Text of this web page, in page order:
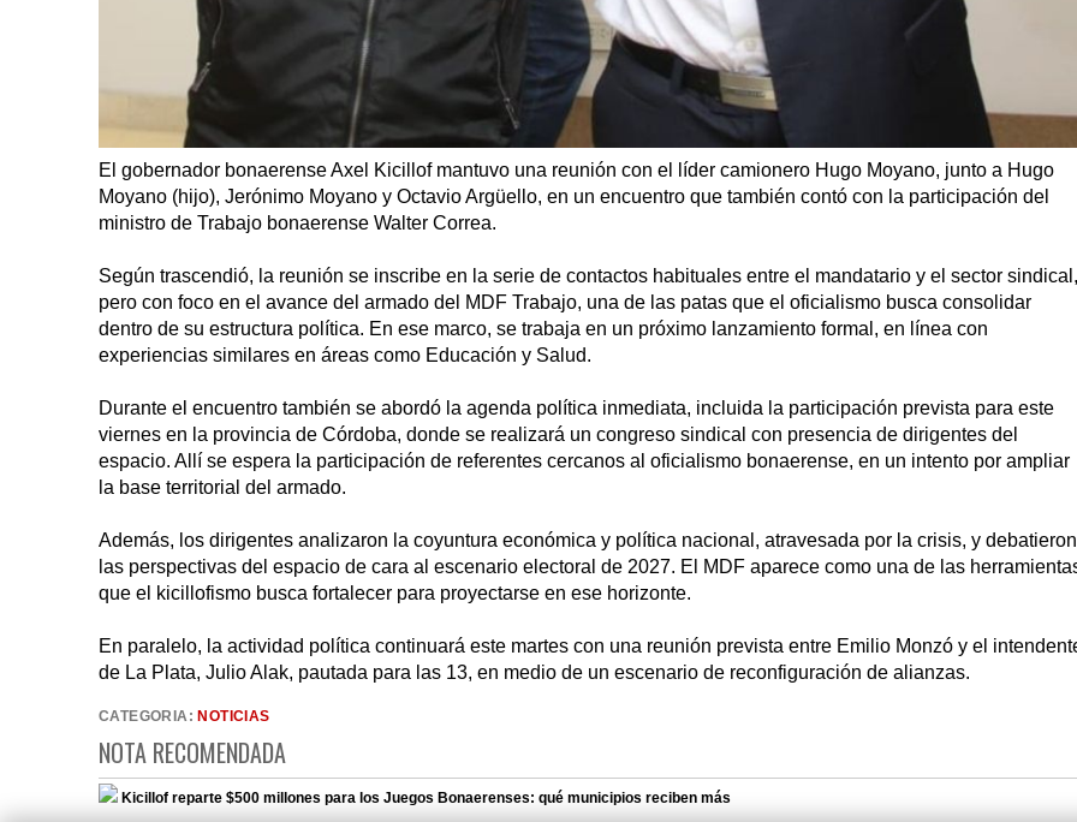
El gobernador bonaerense Axel Kicillof mantuvo una reunión con el líder camionero Hugo Moyano, junto a Hugo
Moyano (hijo), Jerónimo Moyano y Octavio Argüello, en un encuentro que también contó con la participación del
ministro de Trabajo bonaerense Walter Correa.
Según trascendió, la reunión se inscribe en la serie de contactos habituales entre el mandatario y el sector sindical,
pero con foco en el avance del armado del MDF Trabajo, una de las patas que el oficialismo busca consolidar
dentro de su estructura política. En ese marco, se trabaja en un próximo lanzamiento formal, en línea con
experiencias similares en áreas como Educación y Salud.
Durante el encuentro también se abordó la agenda política inmediata, incluida la participación prevista para este
viernes en la provincia de Córdoba, donde se realizará un congreso sindical con presencia de dirigentes del
espacio. Allí se espera la participación de referentes cercanos al oficialismo bonaerense, en un intento por ampliar
la base territorial del armado.
Además, los dirigentes analizaron la coyuntura económica y política nacional, atravesada por la crisis, y debatieron
las perspectivas del espacio de cara al escenario electoral de 2027. El MDF aparece como una de las
que el kicillofismo busca fortalecer para proyectarse en ese horizonte.
En paralelo, la actividad política continuará este martes con una reunión prevista entre Emilio Monzó y el
de La Plata, Julio Alak, pautada para las 13, en medio de un escenario de reconfiguración de alianzas.
CATEGORIA: NOTICIAS
NOTA RECOMENDADA
Kicillof reparte $500 millones para los Juegos Bonaerenses: qué municipios reciben más